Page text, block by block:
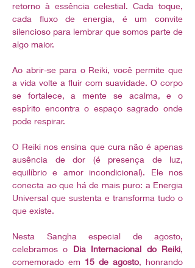
retorno à essência celestial. Cada toque,
cada fluxo de energia, é um convite
silencioso para lembrar que somos parte de
algo maior.
Ao abrir-se para o Reiki, você permite que
a vida volte a fluir com suavidade. O corpo
se fortalece, a mente se acalma, e o
espírito encontra o espaço sagrado onde
pode respirar.
O Reiki nos ensina que cura não é apenas
ausência de dor (é presença de luz,
equilíbrio e amor incondicional). Ele nos
conecta ao que há de mais puro: a Energia
Universal que sustenta e transforma tudo o
que existe.
Nesta Sangha especial de agosto,
celebramos o Dia Internacional do Reiki,
comemorado em 15 de agosto, honrando